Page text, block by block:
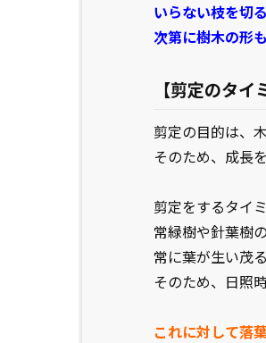
いらない枝を切
次第に樹木の形
【剪定のタイ
剪定の目的は、
そのため、成長
剪定をするタイ
常緑樹や針葉樹
常に葉が生い茂
そのため、日照
これに対して落